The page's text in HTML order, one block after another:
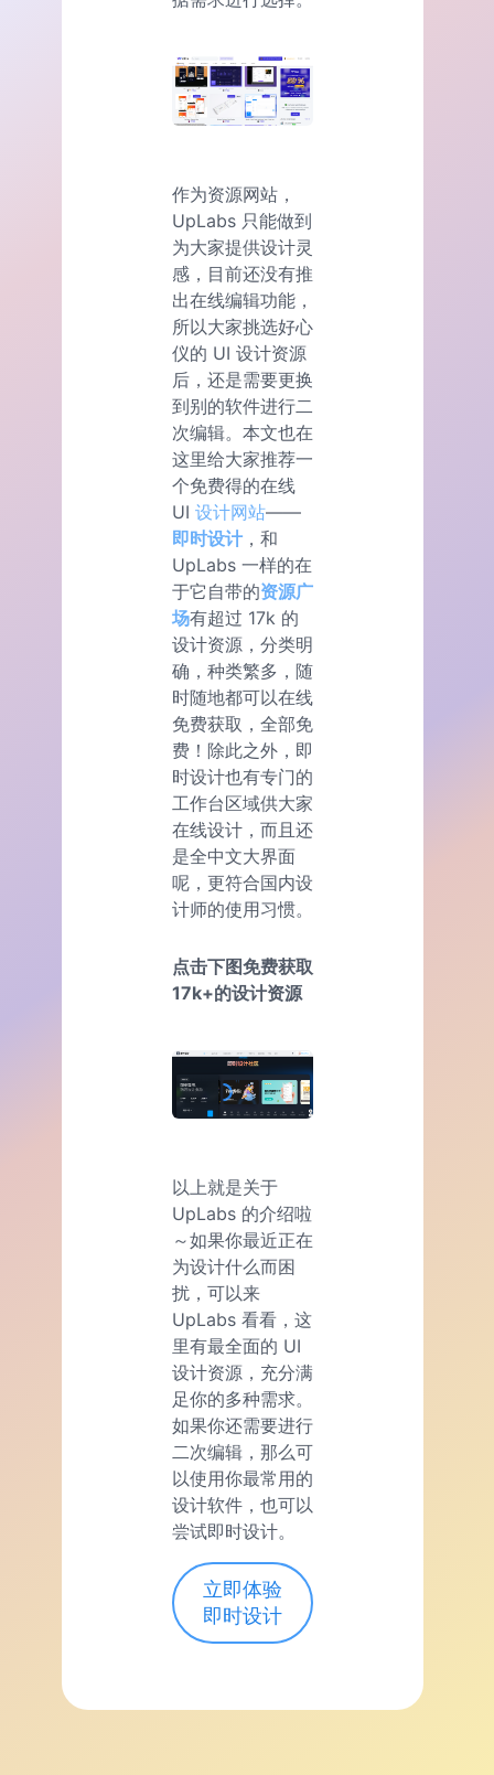
作为资源网站，
UpLabs 只能做到
为大家提供设计灵
感，目前还没有推
出在线编辑功能，
所以大家挑选好心
仪的 UI 设计资源
后，还是需要更换
到别的软件进行二
次编辑。本文也在
这里给大家推荐一
个免费得的在线
UI 设计网站——
即时设计 ，和
UpLabs 一样的在
于它自带的资源广
场有超过 17k 的
设计资源，分类明
确，种类繁多，随
时随地都可以在线
免费获取，全部免
费！除此之外，即
时设计也有专门的
工作台区域供大家
在线设计，而且还
是全中文大界面
呢，更符合国内设
计师的使用习惯。
点击下图免费获取
17k+的设计资源
以上就是关于
UpLabs 的介绍啦
～如果你最近正在
为设计什么而困
扰，可以来
UpLabs 看看，这
里有最全面的 UI
设计资源，充分满
足你的多种需求。
如果你还需要进行
二次编辑，那么可
以使用你最常用的
设计软件，也可以
尝试即时设计。
立即体验
即时设计